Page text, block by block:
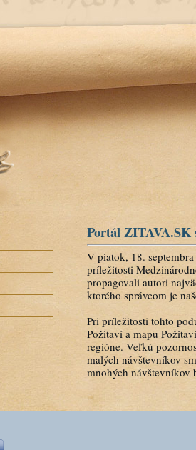
Portál ZITAVA.SK
V piatok, 18.
príležitosti
propagovali autori
ktorého správcom je
Pri príležitosti tohto
Požitaví a mapu
regióne. Veľkú
malých návštevníkov
mnohých návštevníkov